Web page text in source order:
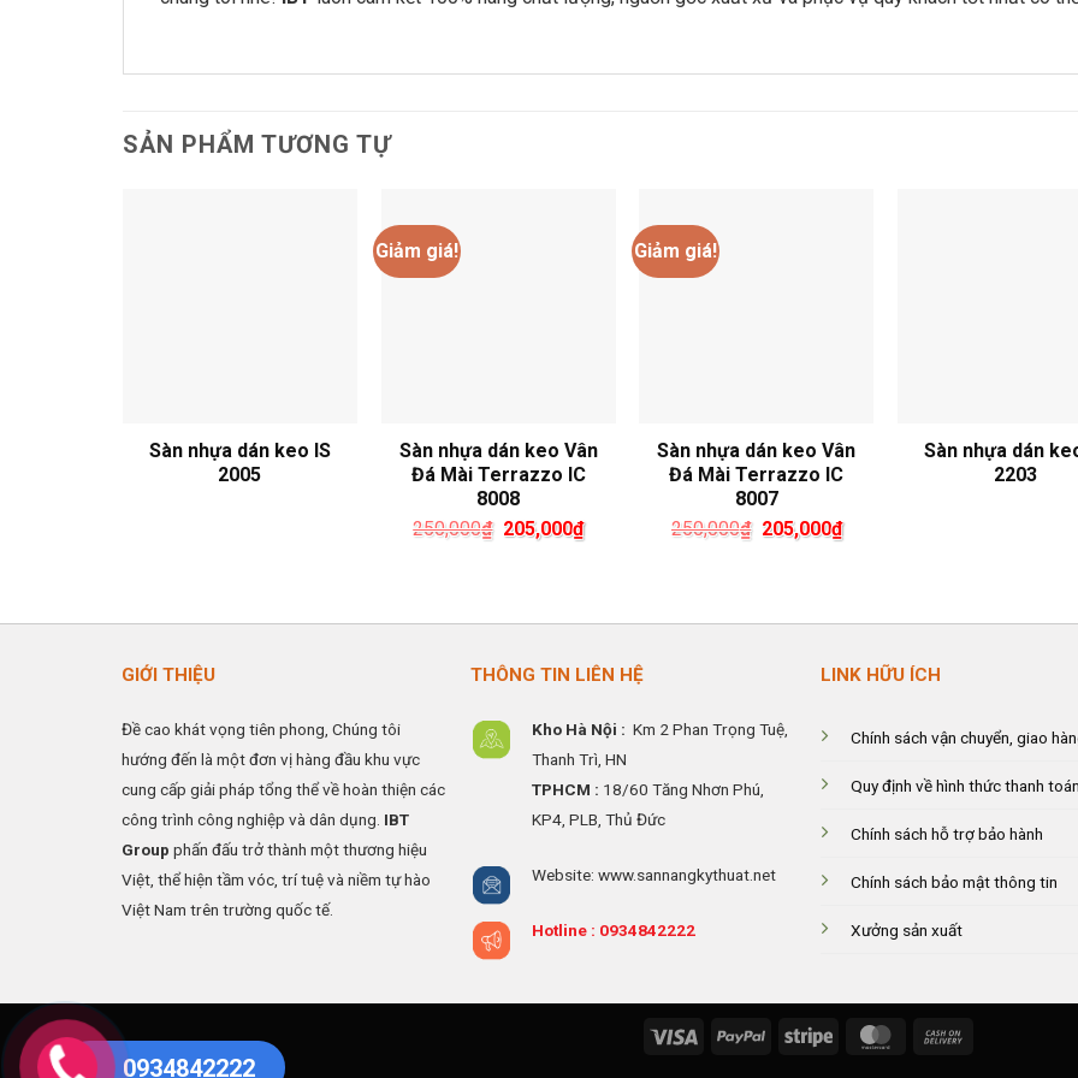
SẢN PHẨM TƯƠNG TỰ
Sàn nhựa dán keo IS
2005
Giảm giá!
Sàn nhựa dán keo Vân
Đá Mài Terrazzo IC
8008
250,000₫ Giá
gốc
205,000₫Giá
hiện
Giảm giá!
Sàn nhựa dán keo Vân
Đá Mài Terrazzo IC
8007
250,000₫ Giá
205,000₫Giá
hiện
Sàn nhựa dán
2203
GIỚI THIỆU
Đề cao khát vọng tiên phong, Chúng tôi
hướng đến là một đơn vị hàng đầu khu vực
cung cấp giải pháp tổng thể về hoàn thiện các
công trình công nghiệp và dân dụng. IBT
Group phấn đấu trở thành một thương hiệu
Việt, thể hiện tầm vóc, trí tuệ và niềm tự hào
Việt Nam trên trường quốc tế.
THÔNG TIN LIÊN HỆ
Kho Hà Nội : Km 2 Phan Trọng Tuệ,
ThanhTrì, HN
TPHCM : 18/60 Tăng Nhơn Phú,
KP4, PLB, Thủ Đức
Website: www.sannangkythuat.net
Hotline : 0934842222
LINK HỮU ÍCH
Chính sách vận chuyển, giao
Quy định về hình thức thanh toán
Chính sách hỗ trợ bảo hành
Chính sách bảo mật thông tin
Xưởng sản xuất
Visa PayPal Stripe MasterCard
0934842222